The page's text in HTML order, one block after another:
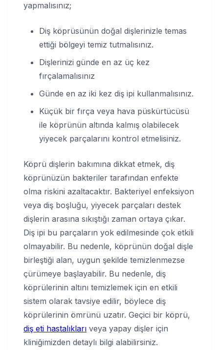
yapmalısınız;
Diş köprüsünün doğal dişlerinizle temas
ettiği bölgeyi temiz tutmalısınız.
Dişlerinizi günde en az üç kez
fırçalamalısınız
Günde en az iki kez diş ipi kullanmalısınız.
Küçük bir fırça veya hava püskürtücüsü
ile köprünün altında kalmış olabilecek
yiyecek parçalarını kontrol etmelisiniz.
Köprü dişlerin bakımına dikkat etmek, diş
köprünüzün bakteriler tarafından enfekte
olma riskini azaltacaktır. Bakteriyel enfeksiyon
veya diş boşluğu, yiyecek parçaları destek
dişlerin arasına sıkıştığı zaman ortaya çıkar.
Diş ipi bu parçaların yok edilmesinde çok etkili
olmayabilir. Bu nedenle, köprünün doğal dişle
birleştiği alan, uygun şekilde temizlenmezse
çürümeye başlayabilir. Bu nedenle, diş
köprülerinin altını temizlemek için en etkili
sistem olarak tavsiye edilir, böylece diş
köprülerinin ömrünü uzatır. Geçici bir köprü,
diş eti hastalıkları veya yapay dişler için
kliniğimizden detaylı bilgi alabilirsiniz.